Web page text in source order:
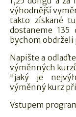
výhodnější
takto získané
dostaneme
bychom
Napište a
výměnných
"jaký je
výměnný kurz při
Vstupem